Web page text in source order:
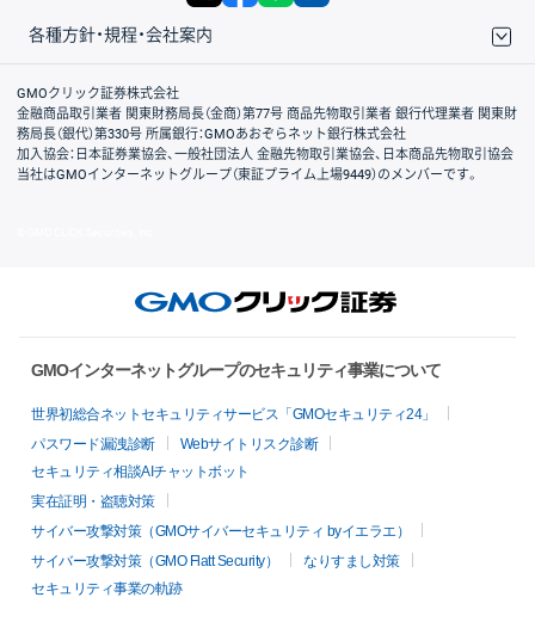
各種方針・規程・会社案内
取引規程・約款
サイトマップ
その他のご案内
個人情報保護方針
最良執行方針
サイトのご利用について
ディスクレイマー
信託保全
リスク説明
会社案内
GMOクリック証券株式会社
金融商品取引業者 関東財務局長（金商）第77号 商品先物取引業者 銀行代理業者 関東財
務局長（銀代）第330号 所属銀行：GMOあおぞらネット銀行株式会社
加入協会：日本証券業協会、一般社団法人 金融先物取引業協会、日本商品先物取引協会
当社はGMOインターネットグループ（東証プライム上場9449）のメンバーです。
GMOインターネットグループのセキュリティ事業について
世界初総合ネットセキュリティサービス「GMOセキュリティ24」
パスワード漏洩診断
Webサイトリスク診断
セキュリティ相談AIチャットボット
実在証明・盗聴対策
サイバー攻撃対策（GMOサイバーセキュリティ byイエラエ）
サイバー攻撃対策（GMO Flatt Security）
なりすまし対策
セキュリティ事業の軌跡